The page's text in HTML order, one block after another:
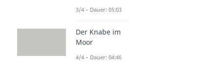
3/4 – Dauer: 05:03
Der Knabe im
Moor
4/4 – Dauer: 04:46